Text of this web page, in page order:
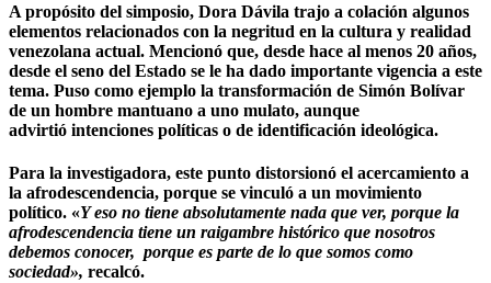
A propósito del simposio, Dora Dávila trajo a colación algunos
elementos relacionados con la negritud en la cultura y realidad
venezolana actual. Mencionó que, desde hace al menos 20 años,
desde el seno del Estado se le ha dado importante vigencia a este
tema. Puso como ejemplo la transformación de Simón Bolívar
de un hombre mantuano a uno mulato, aunque
advirtió intenciones políticas o de identificación ideológica.
Para la investigadora, este punto distorsionó el acercamiento a
la afrodescendencia, porque se vinculó a un movimiento
político. «Y eso no tiene absolutamente nada que ver, porque la
afrodescendencia tiene un raigambre histórico que nosotros
debemos conocer, porque es parte de lo que somos como
sociedad», recalcó.